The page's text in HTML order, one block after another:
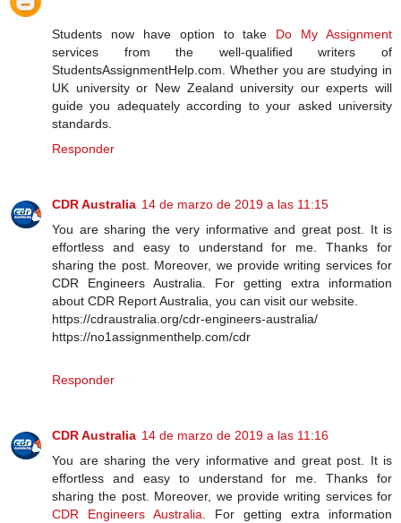
Students now have option to take Do My Assignment
services from the well-qualified writers of
StudentsAssignmentHelp.com. Whether you are studying in
UK university or New Zealand university our experts will
guide you adequately according to your asked university
standards.
Responder
CDR Australia 14 de marzo de 2019 a las 11:15
You are sharing the very informative and great post. It is
effortless and easy to understand for me. Thanks for
sharing the post. Moreover, we provide writing services for
CDR Engineers Australia. For getting extra information
about CDR Report Australia, you can visit our website.
https://cdraustralia.org/cdr-engineers-australia/
https://no1assignmenthelp.com/cdr
Responder
CDR Australia 14 de marzo de 2019 a las 11:16
You are sharing the very informative and great post. It is
effortless and easy to understand for me. Thanks for
sharing the post. Moreover, we provide writing services for
CDR Engineers Australia. For getting extra information